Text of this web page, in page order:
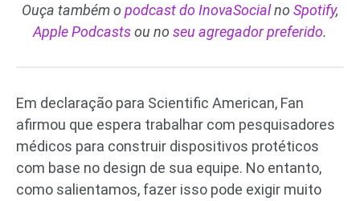
Ouça também o podcast do InovaSocialno Spotify,
Apple Podcastsou no seu agregador preferido.
Em declaração para Scientific American, Fan
afirmou que espera trabalhar com pesquisadores
médicos para construir dispositivos protéticos
com base no design de sua equipe. No entanto,
como salientamos, fazer isso pode exigir muito